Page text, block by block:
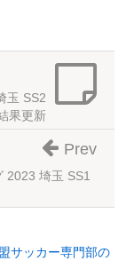
玉 SS2
果更新
2023 埼玉 SS1
Prev
サッカー専門部の